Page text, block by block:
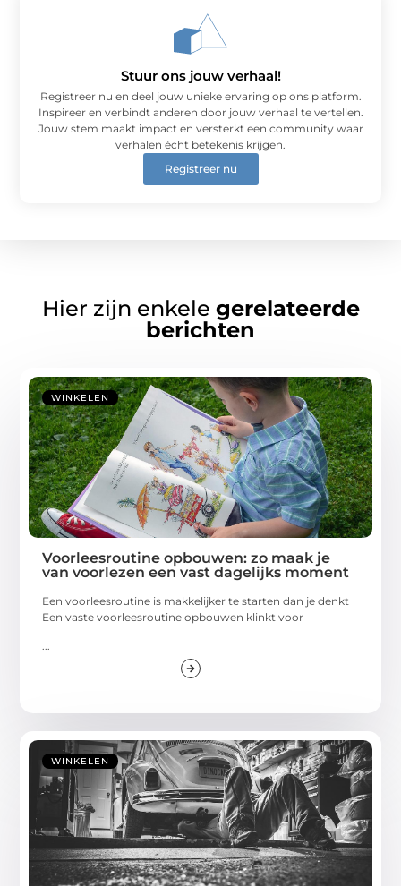
Stuur ons jouw verhaal!
Registreer nu en deel jouw unieke ervaring op ons platform.
Inspireer en verbindt anderen door jouw verhaal te vertellen.
Jouw stem maakt impact en versterkt een community waar
verhalen écht betekenis krijgen.
Registreer nu
Hier zijn enkele gerelateerde
berichten
WINKELEN
Voorleesroutine opbouwen: zo maak je
van voorlezen een vast dagelijks moment
Een voorleesroutine is makkelijker te starten dan je denkt
Een vaste voorleesroutine opbouwen klinkt voor
...
WINKELEN